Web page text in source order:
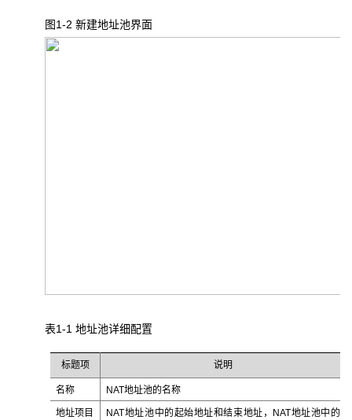
图1-2 新建地址池界面
表1-1 地址池详细配置
标题项 说明
名称 NAT地址池的名称
地址项目
NAT地址池中的起始地址和结束地址，NAT地址池中的